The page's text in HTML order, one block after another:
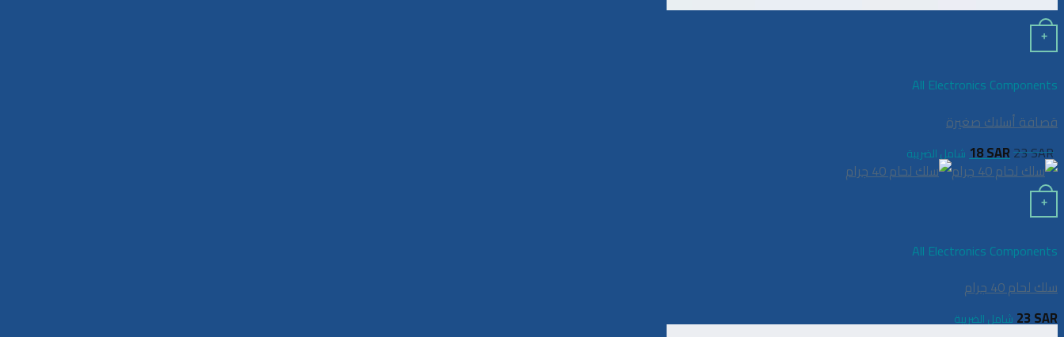
+
All Electronics Components
قصافة أسلاك صغيرة
23SAR
18SAR شامل الضريبة
+
All Electronics Components
سلك لحام 40 جرام
23SAR شامل الضريبة